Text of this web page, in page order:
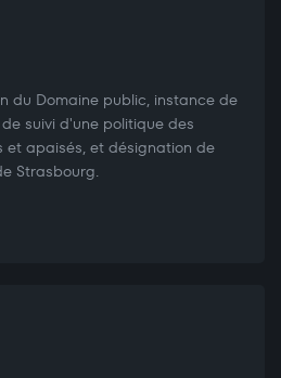
du Domaine public, instance de
suivi d'une politique des
apaisés, et désignation de
Strasbourg.